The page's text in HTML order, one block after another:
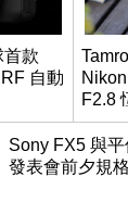
首款
自動
F2.8
鏡
Sony FX5 與
發表會前夕規